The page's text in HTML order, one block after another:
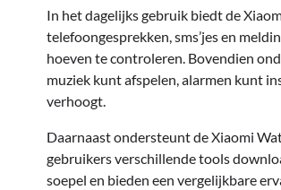
In het dagelijks gebruik biedt de
telefoongesprekken, sms’jes en
hoeven te controleren. Bovendien
muziek kunt afspelen, alarmen kunt
verhoogt.
Daarnaast ondersteunt de Xiaomi
gebruikers verschillende tools
soepel en bieden een vergelijkbare